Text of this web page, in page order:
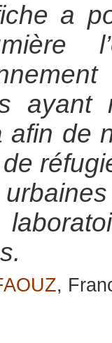
a
ayant
afin de
,